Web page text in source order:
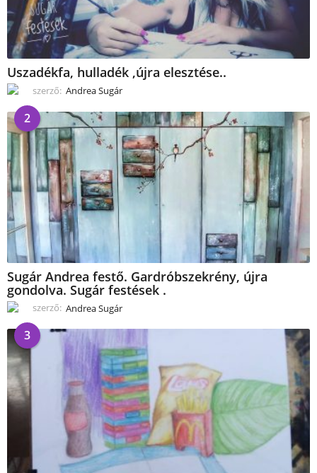
Uszadékfa, hulladék ,újra elesztése..
szerző: Andrea Sugár
2
Sugár Andrea festő. Gardróbszekrény, újra
gondolva. Sugár festések .
szerző: Andrea Sugár
3